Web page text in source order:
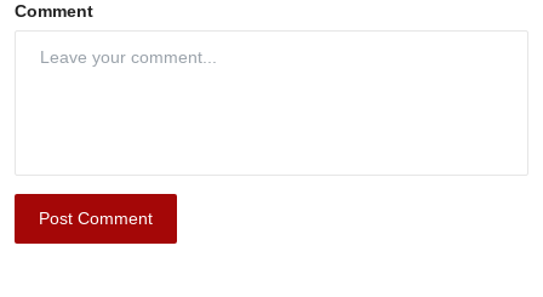
Comment
Post Comment